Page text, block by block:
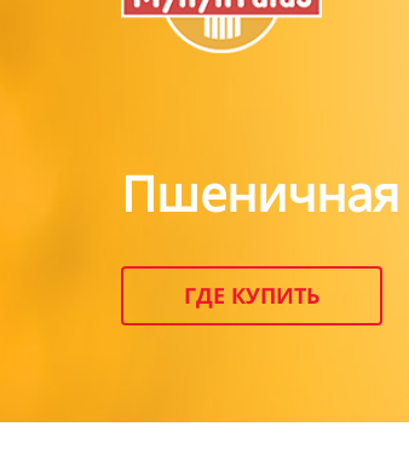
ГДЕ КУПИТЬ